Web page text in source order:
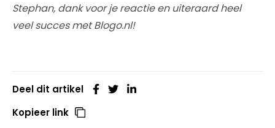
Stephan, dank voor je reactie en uiteraard heel
veel succes met Blogo.nl!
Deel dit artikel
Kopieer link